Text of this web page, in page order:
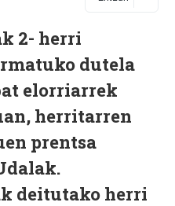
2- herri
dutela
elorriarrek
herritarren
prentsa
deitutako herri